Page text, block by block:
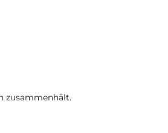
zusammenhält.